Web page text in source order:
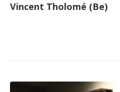
Vincent Tholomé (Be)